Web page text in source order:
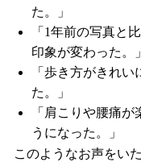
た。」
「1年前の写真と
印象が変わった。」
「歩き方がきれ
た。」
「肩こりや腰痛
うになった。」
このようなお声をい